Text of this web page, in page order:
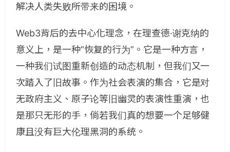
解决人类失败所带来的困境。
Web3背后的去中心化理念，在理查德·谢克纳的
意义上，是一种“恢复的行为”。它是一种方言，
一种我们试图重新创造的动态机制，但我们又一
次踏入了旧故事。作为社会表演的集合，它是对
无政府主义、原子论等旧幽灵的表演性重演，也
是那只无形的手，倘若我们真的想要一个足够健
康且没有巨大伦理黑洞的系统。